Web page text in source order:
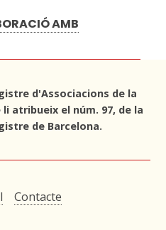
AMB
d'Associacions de la
atribueix el núm. 97, de la
de Barcelona.
Contacte